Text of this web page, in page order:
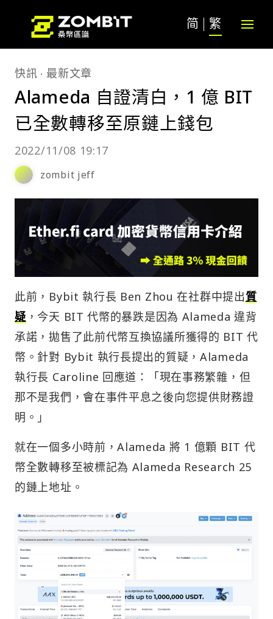
简 繁
快訊 最新文章
Alameda 自證清白，1 億 BIT
已全數轉移至原鏈上錢包
2022/11/08 19:17
zombit jeff
此前，Bybit 執行長 Ben Zhou 在社群中提出質
疑，今天 BIT 代幣的暴跌是因為 Alameda 違背
承諾，拋售了此前代幣互換協議所獲得的 BIT 代
幣。針對 Bybit 執行長提出的質疑，Alameda
執行長 Caroline 回應道：「現在事務繁雜，但
那不是我們，會在事件平息之後向您提供財務證
明。」
就在一個多小時前，Alameda 將 1 億顆 BIT 代
幣全數轉移至被標記為 Alameda Research 25
的鏈上地址。